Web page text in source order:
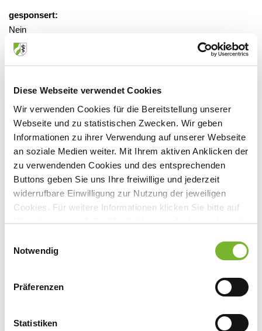
Diese Webseite verwendet Cookies
Wir verwenden Cookies für die Bereitstellung unserer
Webseite und zu statistischen Zwecken. Wir geben
Informationen zu ihrer Verwendung auf unserer Webseite
an soziale Medien weiter. Mit Ihrem aktiven Anklicken der
zu verwendenden Cookies und des entsprechenden
Buttons geben Sie uns Ihre freiwillige und jederzeit
widerrufbare Einwilligung zur Nutzung der jeweiligen
Cookies. Für weitere Informationen klicken Sie bitte auf
"Details anzeigen". Die Möglichkeit zur Änderung besteht
Datenschutzerklärung
Notwendig
Präferenzen
Statistiken
gesponsert:
Nein
Universitätsklinikum, Frauenklinik,
Gebäude 47, 10. Etage, Raum 003
Kerpener Straße 62, 50937 Köln
Anbieter:
Universitätsklinikum Köln Zentralbereich Medizinische
Ansprechpartner:
Tel:
0221 478-6741